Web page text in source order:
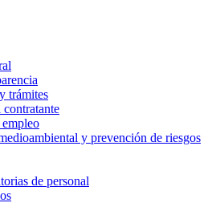
trámites
y prevención de riesgos
de personal